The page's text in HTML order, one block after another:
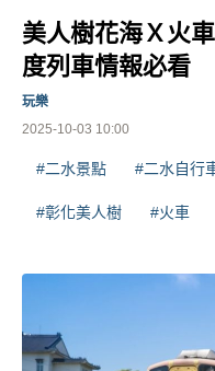
美人樹花海Ｘ火
度列車情報必看
2025-10-03 10:00
玩樂
#二水景點 #二水自行
#彰化美人樹 #火車